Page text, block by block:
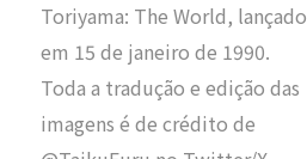
Toriyama: The World, lançado
em 15 de janeiro de 1990.
Toda a tradução e edição das
imagens é de crédito de